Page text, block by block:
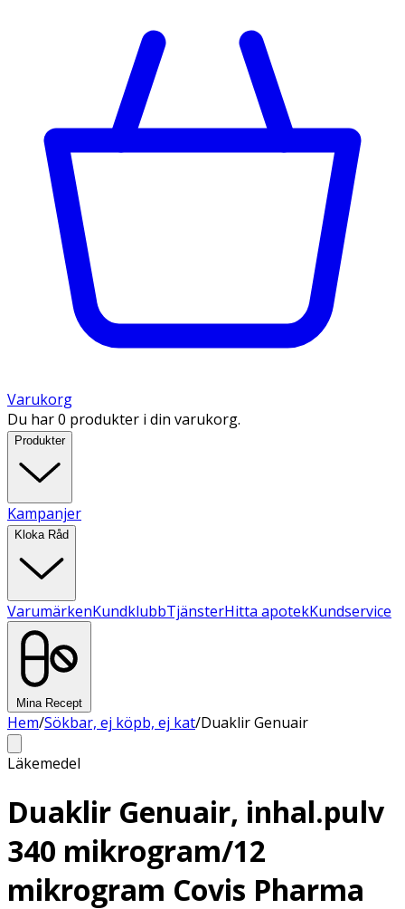
Varukorg
Du har 0 produkter i din varukorg.
Produkter
Kampanjer
Kloka Råd
VarumärkenKundklubbTjänsterHitta apotekKundservice
Mina Recept
Hem/Sökbar, ej köpb, ej kat/Duaklir Genuair
Läkemedel
Duaklir Genuair, inhal.pulv
340 mikrogram/12
mikrogram Covis Pharma